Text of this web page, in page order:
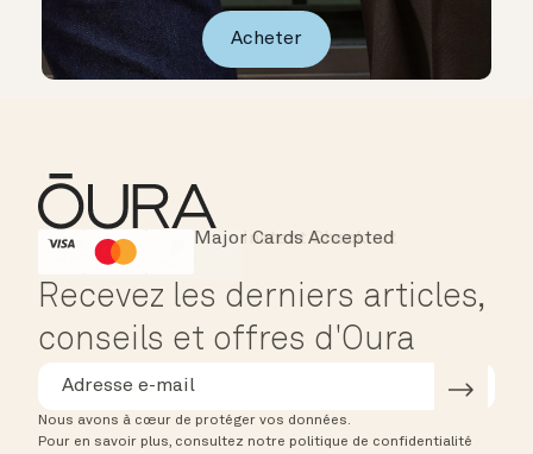
Acheter
HSA/FSA Eligible
Instant Checkout
Major Cards Accepted
Recevez les derniers articles,
conseils et offres d'Oura
Nous avons à cœur de protéger vos données.
Pour en savoir plus, consultez notre politique de confidentialité